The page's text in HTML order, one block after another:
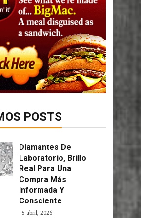
POSTS
Diamantes De
Laboratorio, Brillo
Real Para Una
Compra Más
Informada Y
Consciente
5 abril, 2026